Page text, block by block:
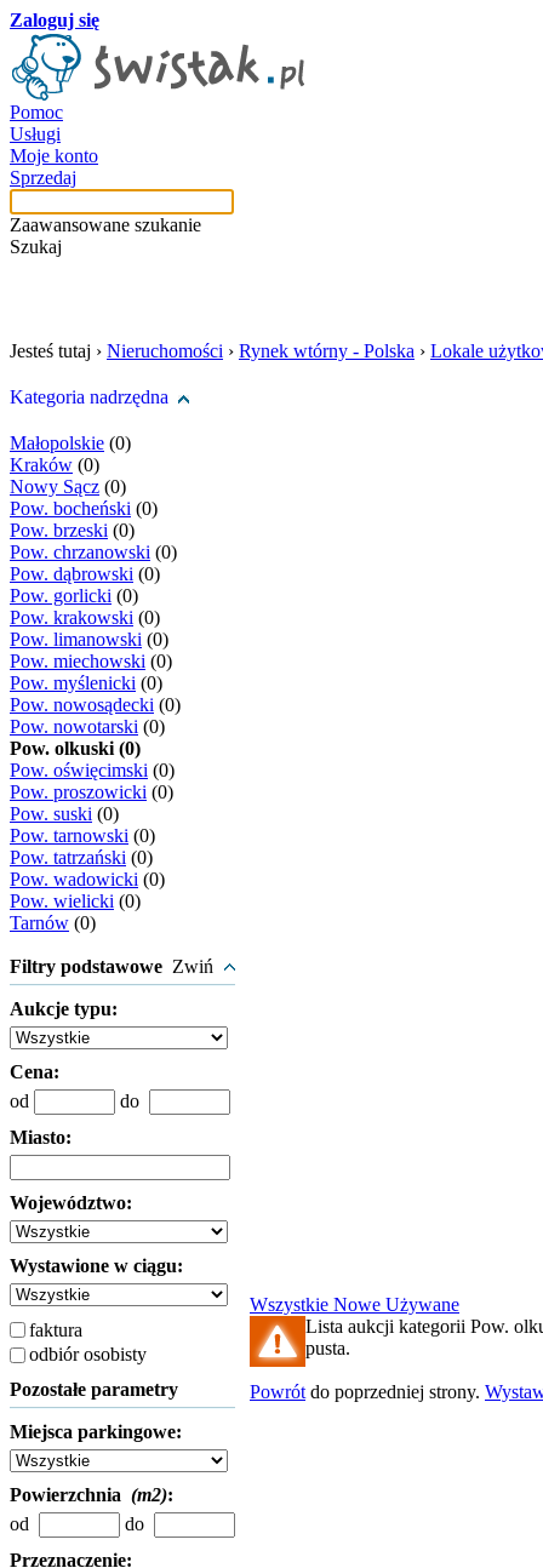
Zaloguj się
Pomoc
Usługi
Moje konto
Sprzedaj
Zaawansowane szukanie
Szukaj
Jesteś tutaj › Nieruchomości › Rynek wtórny - Polska › Lokale
Kategoria nadrzędna
Małopolskie (0)
Kraków (0)
Nowy Sącz (0)
Pow. bocheński (0)
Pow. brzeski (0)
Pow. chrzanowski (0)
Pow. dąbrowski (0)
Pow. gorlicki (0)
Pow. krakowski (0)
Pow. limanowski (0)
Pow. miechowski (0)
Pow. myślenicki (0)
Pow. nowosądecki (0)
Pow. nowotarski (0)
Pow. olkuski (0)
Pow. oświęcimski (0)
Pow. proszowicki (0)
Pow. suski (0)
Pow. tarnowski (0)
Pow. tatrzański (0)
Pow. wadowicki (0)
Pow. wielicki (0)
Tarnów (0)
Filtry podstawowe Zwiń
Aukcje typu:
Cena:
od
do
Miasto:
Województwo:
Wystawione w ciągu:
faktura
odbiór osobisty
Pozostałe parametry
Miejsca parkingowe:
Powierzchnia (m2):
od
do
Przeznaczenie:
Wszystkie Nowe Używane
Lista aukcji kategorii Pow.
pusta.
Powrót do poprzedniej strony.